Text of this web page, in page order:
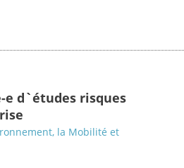
e d`études risques
la Mobilité et